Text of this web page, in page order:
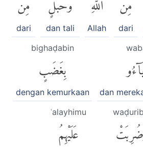
dari
Allah
dan tali
dari
dan
bighaḍabin
بِغَضَبٍ
dengan kemurkaan
ʿalayhimu
عَلَيْهِمُ